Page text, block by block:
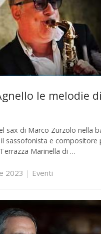
le melodie
sax di Marco Zurzolo nella
sassofonista e compositore
Marinella di …
2023 | Eventi